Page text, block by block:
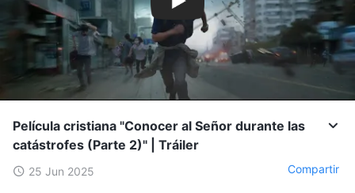
Película cristiana "Conocer al Señor durante las
catástrofes (Parte 2)" | Tráiler
25 Jun 2025 Compartir